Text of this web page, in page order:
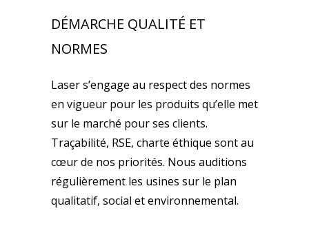
DÉMARCHE QUALITÉ ET
NORMES
Laser s’engage au respect des normes
en vigueur pour les produits qu’elle met
sur le marché pour ses clients.
Traçabilité, RSE, charte éthique sont au
cœur de nos priorités. Nous auditions
régulièrement les usines sur le plan
qualitatif, social et environnemental.